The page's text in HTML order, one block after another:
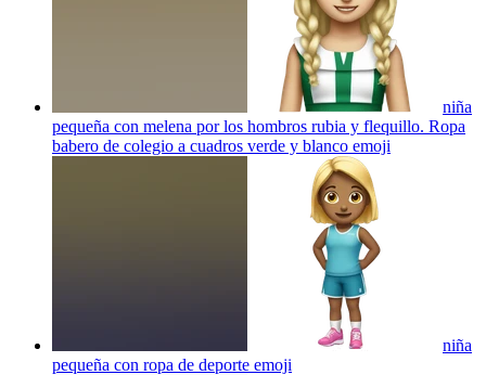
niña
pequeña con melena por los hombros rubia y flequillo. Ropa
babero de colegio a cuadros verde y blanco emoji
niña
pequeña con ropa de deporte emoji